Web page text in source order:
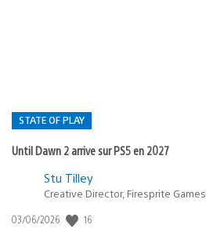
STATE OF PLAY
Until Dawn 2 arrive sur PS5 en 2027
Postée
:
Stu Tilley
Creative Director, Firesprite Games
Date
03/06/2026 16